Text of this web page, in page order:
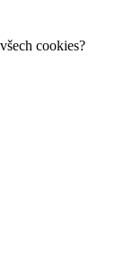
cookies?